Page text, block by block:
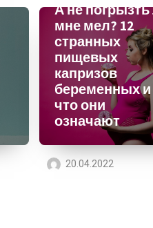
А не
мне мел? 12
странных
пищевых
капризов
беременных и
что они
означают
20.04.2022